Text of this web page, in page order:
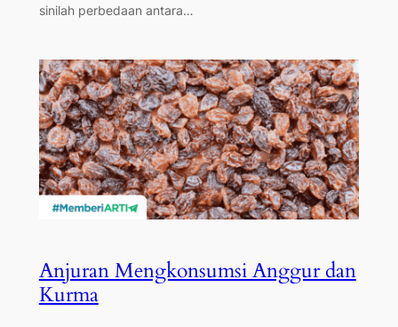
sinilah perbedaan antara…
Anjuran Mengkonsumsi Anggur dan
Kurma